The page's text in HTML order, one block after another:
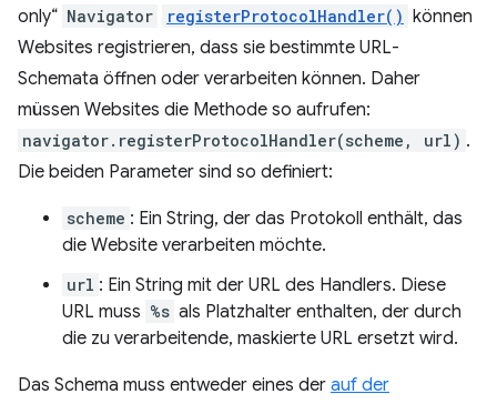
only“ Navigator registerProtocolHandler() können
Websites registrieren, dass sie bestimmte URL-
Schemata öffnen oder verarbeiten können. Daher
müssen Websites die Methode so aufrufen:
navigator.registerProtocolHandler(scheme, url) .
Die beiden Parameter sind so definiert:
scheme : Ein String, der das Protokoll enthält, das
die Website verarbeiten möchte.
url : Ein String mit der URL des Handlers. Diese
URL muss %s als Platzhalter enthalten, der durch
die zu verarbeitende, maskierte URL ersetzt wird.
Das Schema muss entweder eines der auf der